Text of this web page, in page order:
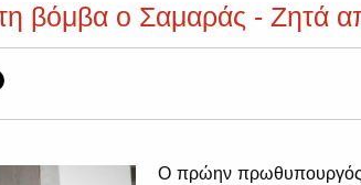
βόμβα ο Σαμαράς - Ζητά
Ο πρώην πρωθυπουργός